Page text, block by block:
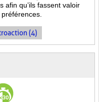
afin qu’ils fassent valoir
(4)